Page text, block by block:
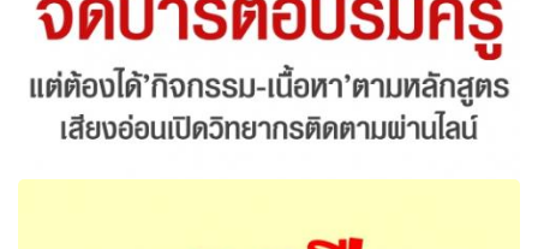
สพค.ไม่ห้ามจัดปาร์ตี้อบรมครู แต่ต้องได้’กิจกรรม-เนื้อหา’ตาม